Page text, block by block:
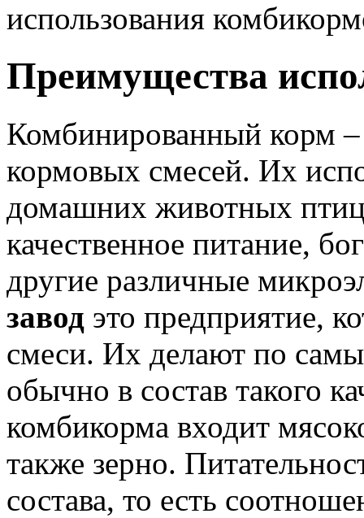
использования
Преимущества
Комбинированный корм –
кормовых смесей. Их
домашних животных
качественное питание,
другие различные
завод это предприятие,
смеси. Их делают по
обычно в состав такого
комбикорма входит
также зерно.
состава, то есть